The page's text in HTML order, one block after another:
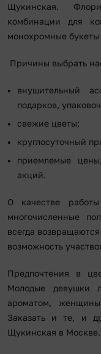
Щукинская.
комбинации для
монохромные букеты
Причины выбрать
внушительный
подарков,
свежие цветы;
круглосуточный
приемлемые
акций.
О качестве
многочисленные
всегда
возможность
Предпочтения в
Молодые девушки
ароматом,
Заказать и те, и
Щукинская в Москве.